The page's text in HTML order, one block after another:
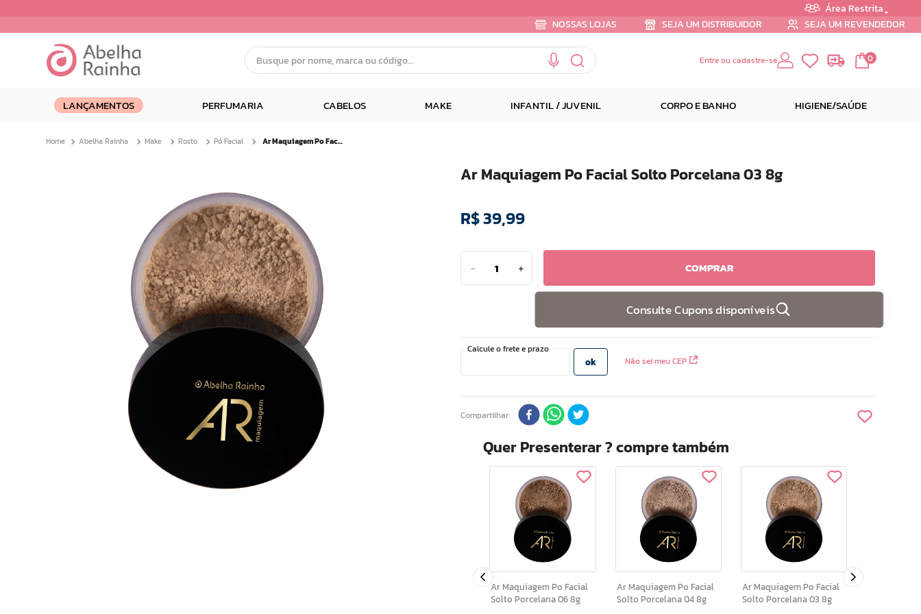
Área Restrita
NOSSAS LOJAS
SEJA UM DISTRIBUIDOR SEJA UM REVENDEDOR
Busque por nome, marca ou código...
Entre ou cadastre-se 0
LANÇAMENTOS PERFUMARIA CABELOS MAKE INFANTIL / JUVENIL CORPO E BANHO HIGIENE/SAÚDE
Abelha Rainha Make Rosto Pó Facial Ar Maquiagem Po Facial Solto Porcelana 03 8g
Ar Maquiagem Po Facial Solto Porcelana 03 8g
R$39,99
＋
－ COMPRAR
Consulte Cupons disponíveis
Não sei meu CEP
Compartilhar
Quer Presenterar ? compre também
Ar Maquiagem Po Facial
Solto Porcelana 06 8g
Ar Maquiagem Po Facial
Solto Porcelana 04 8g
Ar Maquiagem Po Facial
Solto Porcelana 03 8g
dermopes
3º
facial
clareador
7º
creme
8º
batom
9º
camiseta
10º doce infancia